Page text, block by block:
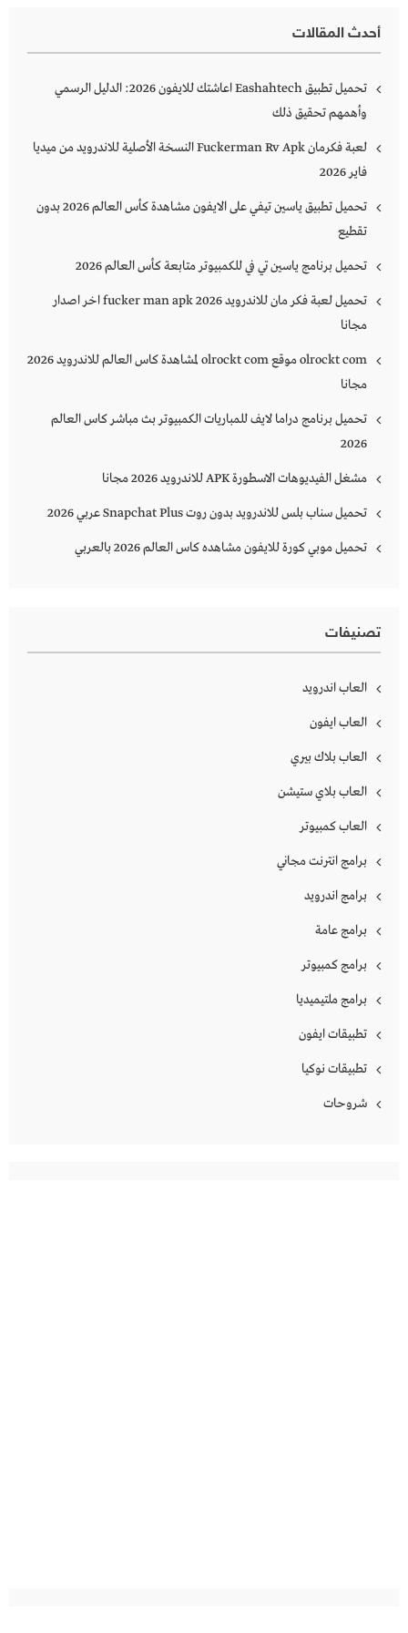
أحدث المقالات
تحميل تطبيق Eashahtech اعاشتك للايفون 2026: الدليل الرسمي
وأهمهم تحقيق ذلك
لعبة فكرمان Fuckerman Rv Apk النسخة الأصلية للاندرويد من ميديا
فاير 2026
تحميل تطبيق ياسين تيفي على الايفون مشاهدة كأس العالم 2026 بدون
تقطيع
تحميل برنامج ياسين تي في للكمبيوتر متابعة كأس العالم 2026
تحميل لعبة فكر مان للاندرويد 2026 fucker man apk اخر اصدار
مجانا
olrockt com موقع olrockt com لمشاهدة كاس العالم للاندرويد 2026
مجانا
تحميل برنامج دراما لايف للمباريات الكمبيوتر بث مباشر كاس العالم
2026
مشغل الفيديوهات الاسطورة APK للاندرويد 2026 مجانا
تحميل سناب بلس للاندرويد بدون روت Snapchat Plus‏ عربي 2026
تحميل موبي كورة للايفون مشاهده كاس العالم 2026 بالعربي
تصنيفات
العاب اندرويد
العاب ايفون
العاب بلاك بيري
العاب بلاي ستيشن
العاب كمبيوتر
برامج انترنت مجاني
برامج اندرويد
برامج عامة
برامج كمبيوتر
برامج ملتيميديا
تطبيقات ايفون
تطبيقات نوكيا
شروحات